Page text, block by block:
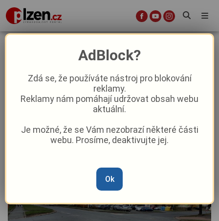
Konec noční můry řidičů v
Nýřanech? Klíčovou křižovatku
čeká obří proměna!
Aktuality Doprava Aktuálně
Marie Osvaldová –9. 6.|07:17
AdBlock?
Zdá se, že používáte nástroj pro blokování
reklamy.
Reklamy nám pomáhají udržovat obsah webu
aktuální.
Je možné, že se Vám nezobrazí některé části
webu. Prosíme, deaktivujte jej.
Ok